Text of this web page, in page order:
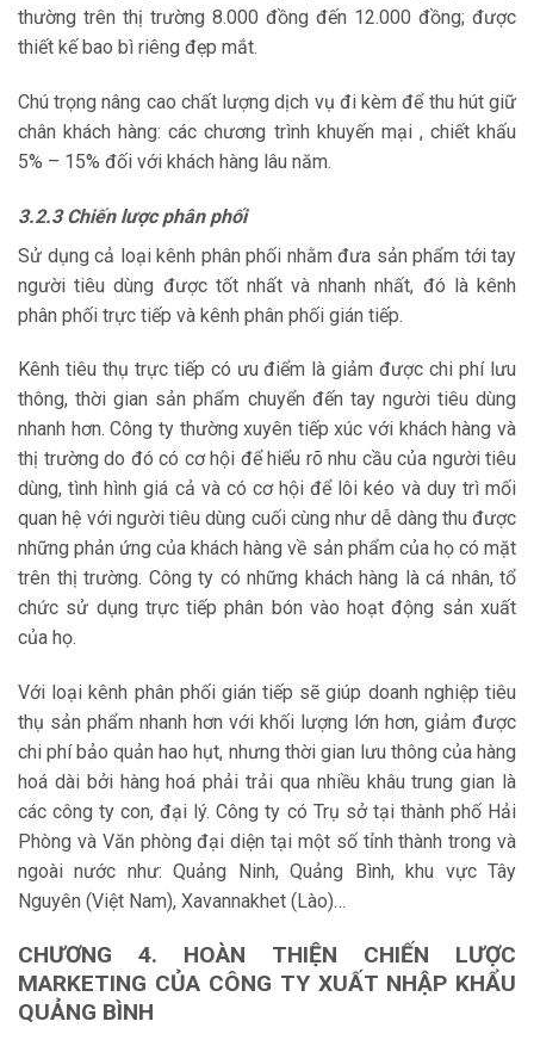
thường trên thị trường 8.000 đồng đến 12.000 đồng; được
thiết kế bao bì riêng đẹp mắt.
Chú trọng nâng cao chất lượng dịch vụ đi kèm để thu hút giữ
chân khách hàng: các chương trình khuyến mại , chiết khấu
5% – 15% đối với khách hàng lâu năm.
3.2.3 Chiến lược phân phối
Sử dụng cả loại kênh phân phối nhằm đưa sản phẩm tới tay
người tiêu dùng được tốt nhất và nhanh nhất, đó là kênh
phân phối trực tiếp và kênh phân phối gián tiếp.
Kênh tiêu thụ trực tiếp có ưu điểm là giảm được chi phí lưu
thông, thời gian sản phẩm chuyển đến tay người tiêu dùng
nhanh hơn. Công ty thường xuyên tiếp xúc với khách hàng và
thị trường do đó có cơ hội để hiểu rõ nhu cầu của người tiêu
dùng, tình hình giá cả và có cơ hội để lôi kéo và duy trì mối
quan hệ với người tiêu dùng cuối cùng như dễ dàng thu được
những phản ứng của khách hàng về sản phẩm của họ có mặt
trên thị trường. Công ty có những khách hàng là cá nhân, tổ
chức sử dụng trực tiếp phân bón vào hoạt động sản xuất
của họ.
Với loại kênh phân phối gián tiếp sẽ giúp doanh nghiệp tiêu
thụ sản phẩm nhanh hơn với khối lượng lớn hơn, giảm được
chi phí bảo quản hao hụt, nhưng thời gian lưu thông của hàng
hoá dài bởi hàng hoá phải trải qua nhiều khâu trung gian là
các công ty con, đại lý. Công ty có Trụ sở tại thành phố Hải
Phòng và Văn phòng đại diện tại một số tỉnh thành trong và
ngoài nước như: Quảng Ninh, Quảng Bình, khu vực Tây
Nguyên (Việt Nam), Xavannakhet (Lào)…
CHƯƠNG 4. HOÀN THIỆN CHIẾN LƯỢC
MARKETING CỦA CÔNG TY XUẤT NHẬP KHẨU
QUẢNG BÌNH